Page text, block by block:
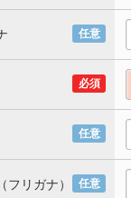
任意
必須
任意
任意
フリガナ）